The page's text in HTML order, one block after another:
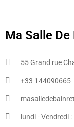
Ma Salle De
55 Grand rue
+33 144090665​
lundi - Vendredi